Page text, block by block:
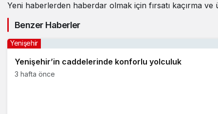
Yeni haberlerden haberdar olmak için fırsatı kaçırma
Benzer Haberler
Yenişehir’in caddelerinde konforlu yolculuk
Yenişehir
3 hafta önce